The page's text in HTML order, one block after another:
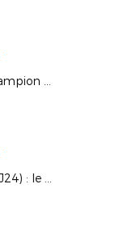
Six-Fours Le Brusc Champion R1 Aleo Innovation !
Mandelieu-Gemenos (J24) : le Replay !